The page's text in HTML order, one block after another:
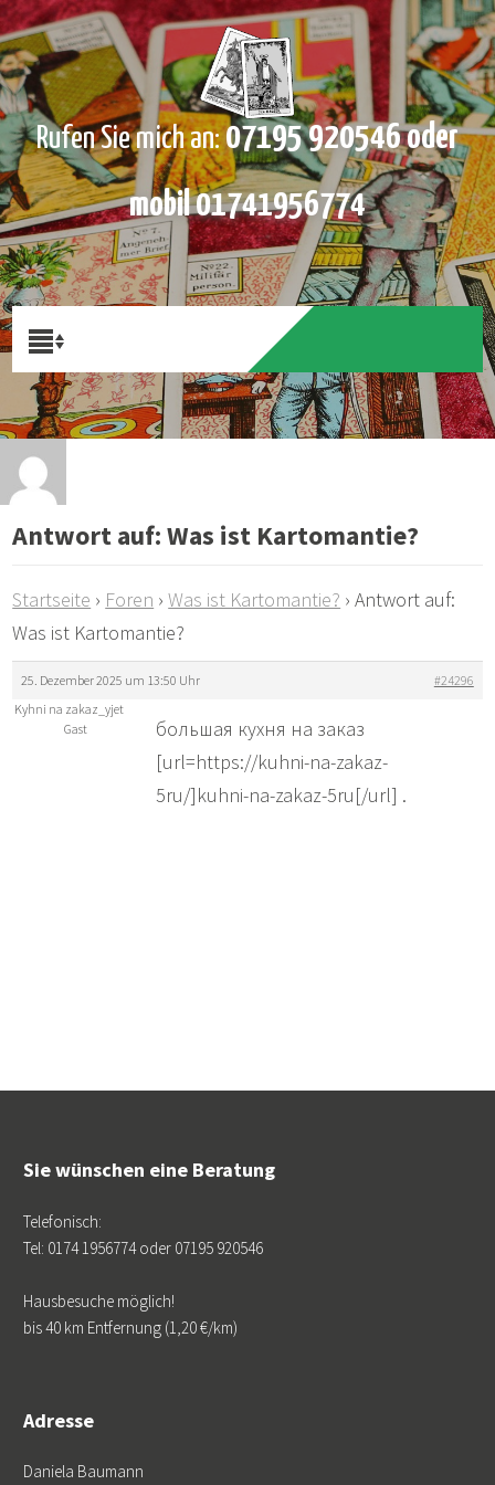
Rufen Sie mich an:07195 920546 oder
mobil 01741956774
Antwort auf: Was ist Kartomantie?
Startseite › Foren › Was ist Kartomantie? › Antwort auf:
Was ist Kartomantie?
25. Dezember 2025 um 13:50 Uhr
#24296
Kyhni na zakaz_yjet
Gast
большая кухня на заказ
[url=https://kuhni-na-zakaz-
5ru/]kuhni-na-zakaz-5ru[/url] .
Sie wünschen eine Beratung
Telefonisch:
Tel: 0174 1956774 oder 07195 920546
Hausbesuche möglich!
bis 40 km Entfernung (1,20 €/km)
Adresse
Daniela Baumann